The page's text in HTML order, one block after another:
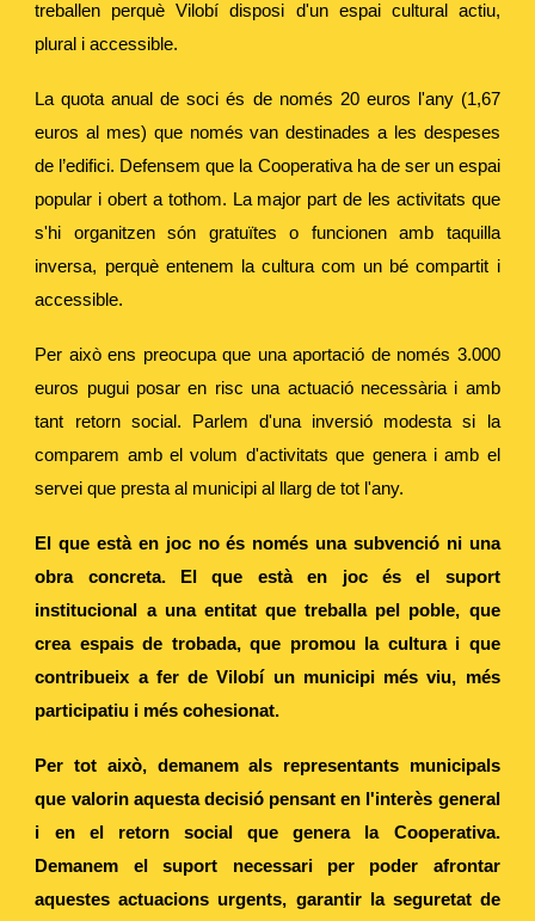
treballen perquè Vilobí disposi d'un espai cultural actiu,
plural i accessible.
La quota anual de soci és de només 20 euros l'any (1,67
euros al mes) que només van destinades a les despeses
de l’edifici. Defensem que la Cooperativa ha de ser un espai
popular i obert a tothom. La major part de les activitats que
s'hi organitzen són gratuïtes o funcionen amb taquilla
inversa, perquè entenem la cultura com un bé compartit i
accessible.
Per això ens preocupa que una aportació de només 3.000
euros pugui posar en risc una actuació necessària i amb
tant retorn social. Parlem d'una inversió modesta si la
comparem amb el volum d'activitats que genera i amb el
servei que presta al municipi al llarg de tot l'any.
El que està en joc no és només una subvenció ni una
obra concreta. El que està en joc és el suport
institucional a una entitat que treballa pel poble, que
crea espais de trobada, que promou la cultura i que
contribueix a fer de Vilobí un municipi més viu, més
participatiu i més cohesionat.
Per tot això, demanem als representants municipals
que valorin aquesta decisió pensant en l'interès general
i en el retorn social que genera la Cooperativa.
Demanem el suport necessari per poder afrontar
aquestes actuacions urgents, garantir la seguretat de